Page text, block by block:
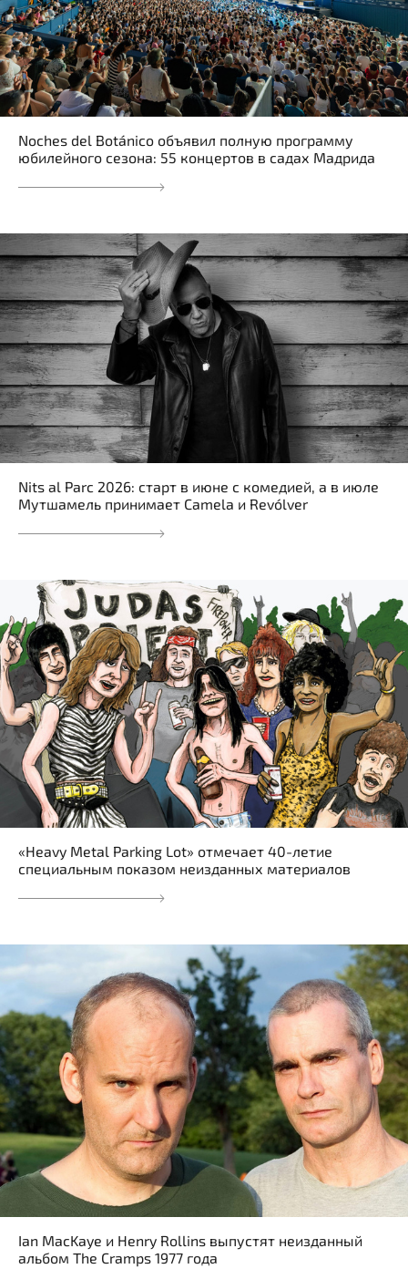
Noches del Botánico объявил полную программу
юбилейного сезона: 55 концертов в садах Мадрида
Nits al Parc 2026: старт в июне с комедией, а в июле
Мутшамель принимает Camela и Revólver
«Heavy Metal Parking Lot» отмечает 40-летие
специальным показом неизданных материалов
Ian MacKaye и Henry Rollins выпустят неизданный
альбом The Cramps 1977 года